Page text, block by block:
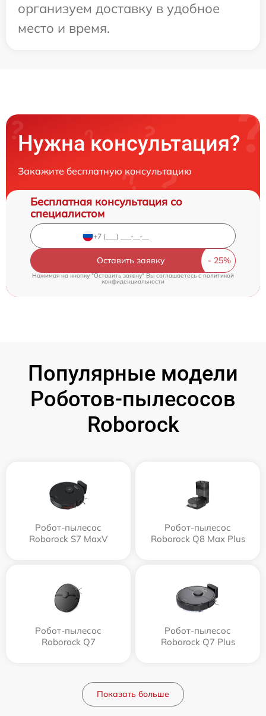
организуем доставку в удобное
место и время.
Нужна консультация?
Закажите бесплатную консультацию
Бесплатная консультация со
специалистом
Оставить заявку
Нажимая на кнопку "Оставить заявку" Вы соглашаетесь c политикой
конфиденциальности
Популярные модели
Роботов-пылесосов
Roborock
Робот-пылесос
Roborock S7 MaxV
Робот-пылесос
Roborock Q8 Max Plus
Робот-пылесос
Roborock Q7
Робот-пылесос
Roborock Q7 Plus
Показать больше